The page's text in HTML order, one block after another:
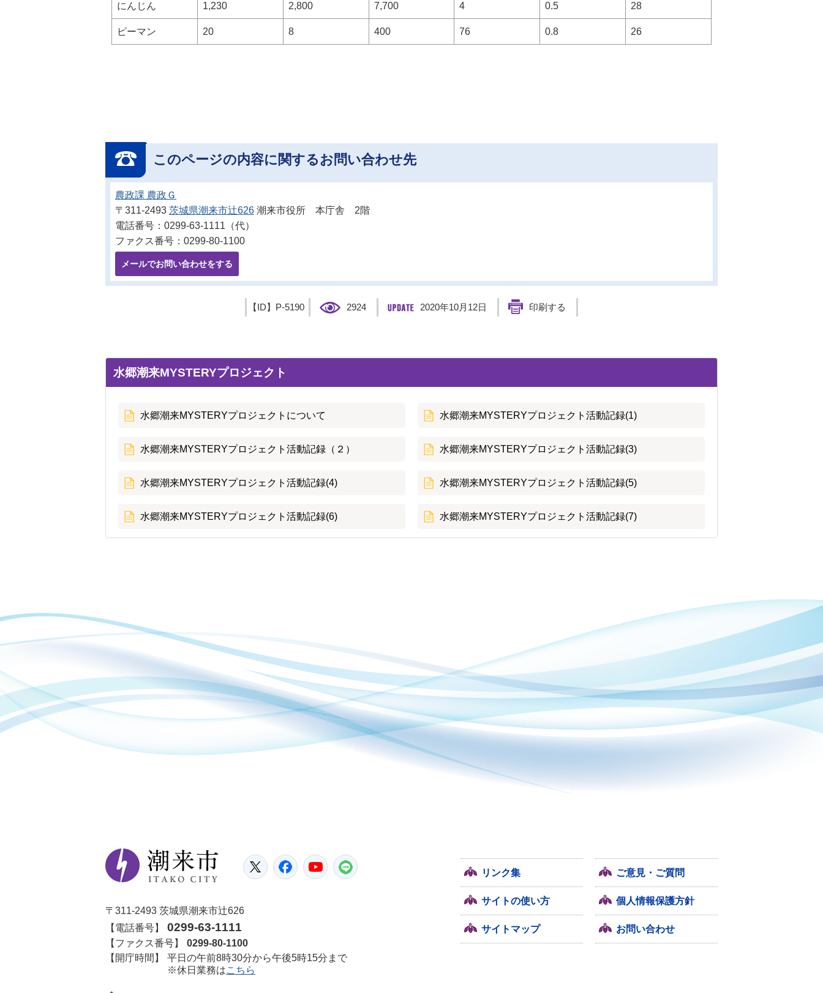
にんじん 1,230 2,800 7,700 4 0.5 28
ピーマン 20 8 400 76 0.8 26
このページの内容に関するお問い合わせ先
農政課 農政Ｇ
〒311-2493 茨城県潮来市辻626 潮来市役所 本庁舎 2階
電話番号：0299-63-1111（代）
ファクス番号：0299-80-1100
メールでお問い合わせをする
【ID】 P-5190 2924 2020年10月12日 印刷する
水郷潮来MYSTERYプロジェクト
水郷潮来MYSTERYプロジェクトについて 水郷潮来MYSTERYプロジェクト活動記録(1)
水郷潮来MYSTERYプロジェクト活動記録（２） 水郷潮来MYSTERYプロジェクト活動記録(3)
水郷潮来MYSTERYプロジェクト活動記録(4) 水郷潮来MYSTERYプロジェクト活動記録(5)
水郷潮来MYSTERYプロジェクト活動記録(6) 水郷潮来MYSTERYプロジェクト活動記録(7)
潮来市
Twitter FacebookYouTube
〒311-2493 茨城県潮来市辻626
【電話番号】
0299-63-1111
【ファクス番号】
0299-80-1100
【開庁時間】
平日の午前8時30分から午後5時15分まで
※休日業務はこちら
リンク集 ご意見・ご質問
サイトの使い方 個人情報保護方針
サイトマップ お問い合わせ